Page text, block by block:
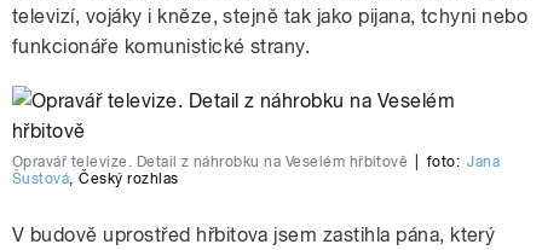
televizí, vojáky i kněze, stejně tak jako pijana, tchyni nebo
funkcionáře komunistické strany.
Opravář televize. Detail z náhrobku na Veselém hřbitově foto: Jana
Šustová,Český rozhlas
V budově uprostřed hřbitova jsem zastihla pána, který